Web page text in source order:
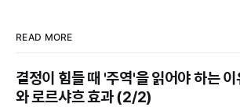
READ MORE
결정이 힘들 때 '주역'을 읽어야 하는
와 로르샤흐 효과 (2/2)